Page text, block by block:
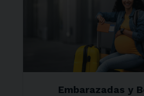
Embarazadas y